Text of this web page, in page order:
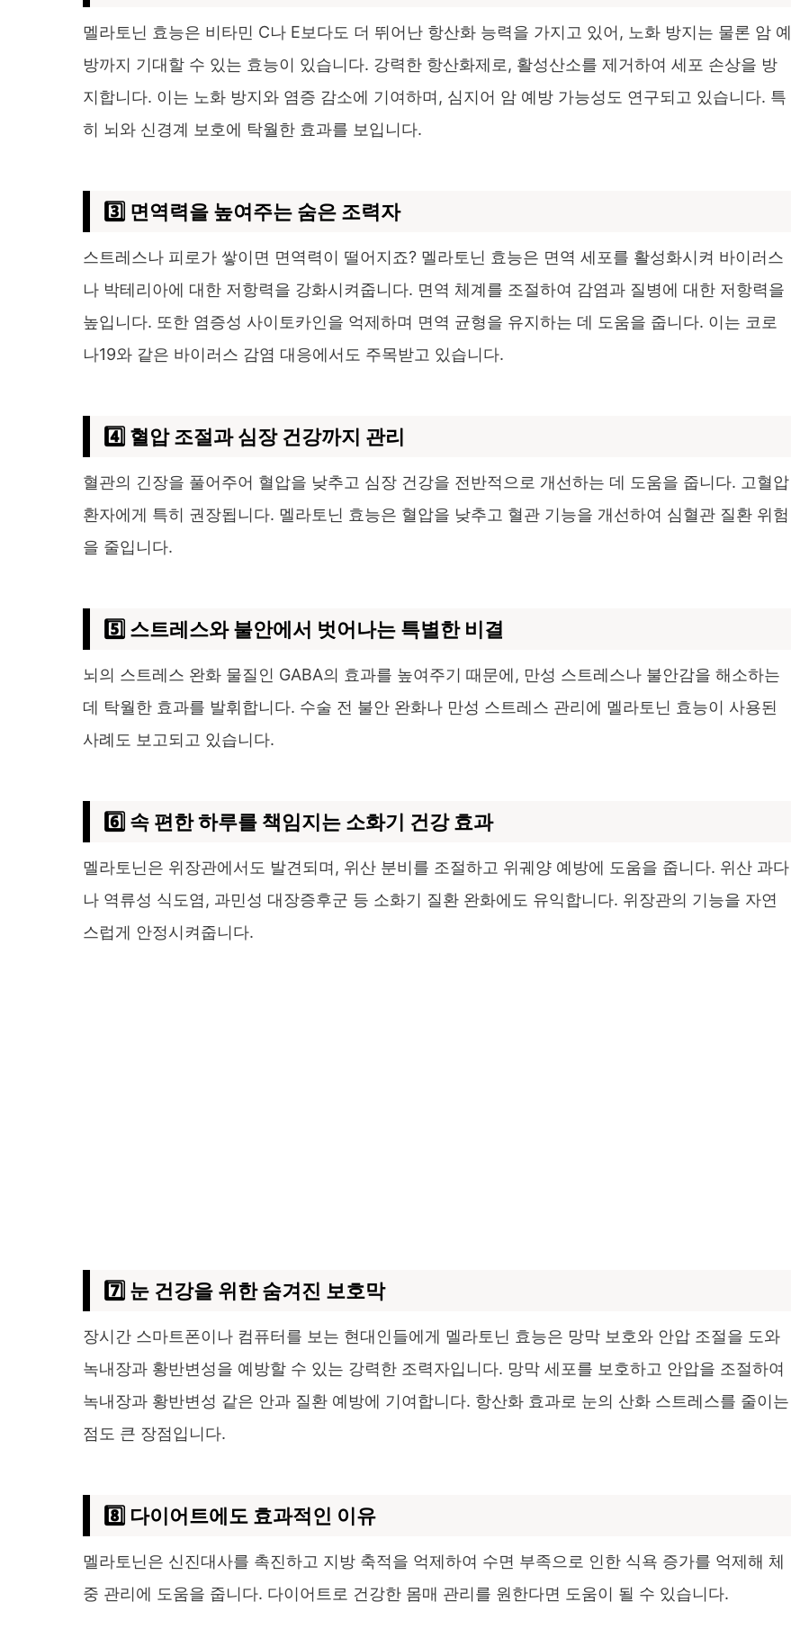
멜라토닌 효능은 비타민 C나 E보다도 더 뛰어난 항산화 능력을 가지고 있어, 노화 방지는 물론 암 예
방까지 기대할 수 있는 효능이 있습니다. 강력한 항산화제로, 활성산소를 제거하여 세포 손상을 방
지합니다. 이는 노화 방지와 염증 감소에 기여하며, 심지어 암 예방 가능성도 연구되고 있습니다. 특
히 뇌와 신경계 보호에 탁월한 효과를 보입니다.
3️⃣ 면역력을 높여주는 숨은 조력자
스트레스나 피로가 쌓이면 면역력이 떨어지죠? 멜라토닌 효능은 면역 세포를 활성화시켜 바이러스
나 박테리아에 대한 저항력을 강화시켜줍니다. 면역 체계를 조절하여 감염과 질병에 대한 저항력을
높입니다. 또한 염증성 사이토카인을 억제하며 면역 균형을 유지하는 데 도움을 줍니다. 이는 코로
나19와 같은 바이러스 감염 대응에서도 주목받고 있습니다.
4️⃣ 혈압 조절과 심장 건강까지 관리
혈관의 긴장을 풀어주어 혈압을 낮추고 심장 건강을 전반적으로 개선하는 데 도움을 줍니다. 고혈압
환자에게 특히 권장됩니다. 멜라토닌 효능은 혈압을 낮추고 혈관 기능을 개선하여 심혈관 질환 위험
을 줄입니다.
5️⃣ 스트레스와 불안에서 벗어나는 특별한 비결
뇌의 스트레스 완화 물질인 GABA의 효과를 높여주기 때문에, 만성 스트레스나 불안감을 해소하는
데 탁월한 효과를 발휘합니다. 수술 전 불안 완화나 만성 스트레스 관리에 멜라토닌 효능이 사용된
사례도 보고되고 있습니다.
6️⃣ 속 편한 하루를 책임지는 소화기 건강 효과
멜라토닌은 위장관에서도 발견되며, 위산 분비를 조절하고 위궤양 예방에 도움을 줍니다. 위산 과다
나 역류성 식도염, 과민성 대장증후군 등 소화기 질환 완화에도 유익합니다. 위장관의 기능을 자연
스럽게 안정시켜줍니다.
7️⃣ 눈 건강을 위한 숨겨진 보호막
장시간 스마트폰이나 컴퓨터를 보는 현대인들에게 멜라토닌 효능은 망막 보호와 안압 조절을 도와
녹내장과 황반변성을 예방할 수 있는 강력한 조력자입니다. 망막 세포를 보호하고 안압을 조절하여
녹내장과 황반변성 같은 안과 질환 예방에 기여합니다. 항산화 효과로 눈의 산화 스트레스를 줄이는
점도 큰 장점입니다.
8️⃣ 다이어트에도 효과적인 이유
멜라토닌은 신진대사를 촉진하고 지방 축적을 억제하여 수면 부족으로 인한 식욕 증가를 억제해 체
중 관리에 도움을 줍니다. 다이어트로 건강한 몸매 관리를 원한다면 도움이 될 수 있습니다.